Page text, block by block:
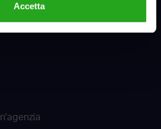
Accetta